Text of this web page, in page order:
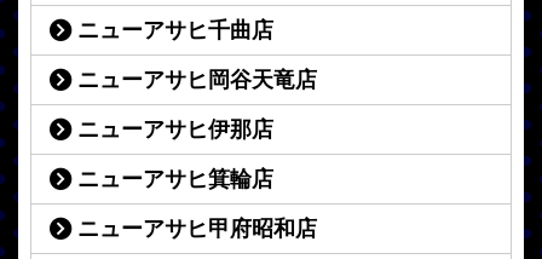
ニューアサヒ千曲店
ニューアサヒ岡谷天竜店
ニューアサヒ伊那店
ニューアサヒ箕輪店
ニューアサヒ甲府昭和店